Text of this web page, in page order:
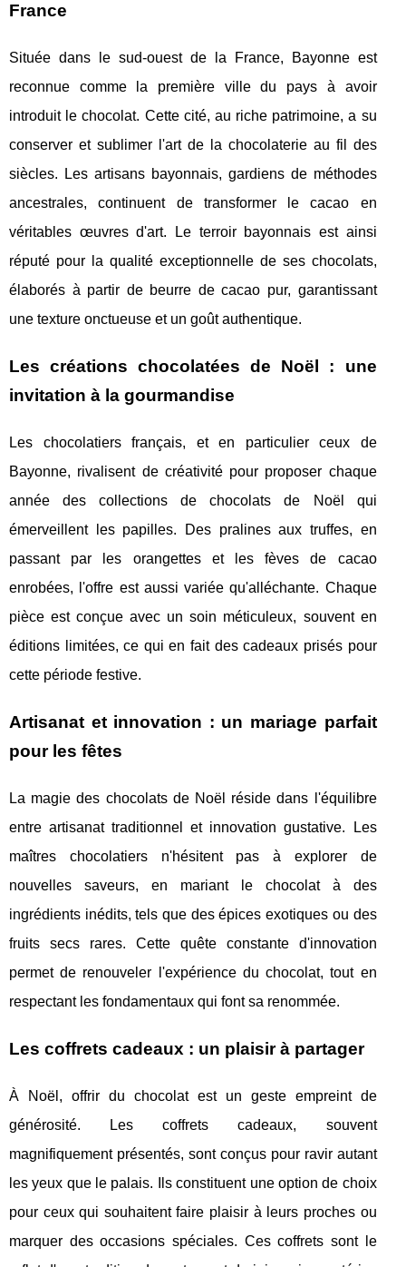
France
Située dans le sud-ouest de la France, Bayonne est
reconnue comme la première ville du pays à avoir
introduit le chocolat. Cette cité, au riche patrimoine, a su
conserver et sublimer l'art de la chocolaterie au fil des
siècles. Les artisans bayonnais, gardiens de méthodes
ancestrales, continuent de transformer le cacao en
véritables œuvres d'art. Le terroir bayonnais est ainsi
réputé pour la qualité exceptionnelle de ses chocolats,
élaborés à partir de beurre de cacao pur, garantissant
une texture onctueuse et un goût authentique.
Les créations chocolatées de Noël : une
invitation à la gourmandise
Les chocolatiers français, et en particulier ceux de
Bayonne, rivalisent de créativité pour proposer chaque
année des collections de chocolats de Noël qui
émerveillent les papilles. Des pralines aux truffes, en
passant par les orangettes et les fèves de cacao
enrobées, l'offre est aussi variée qu'alléchante. Chaque
pièce est conçue avec un soin méticuleux, souvent en
éditions limitées, ce qui en fait des cadeaux prisés pour
cette période festive.
Artisanat et innovation : un mariage parfait
pour les fêtes
La magie des chocolats de Noël réside dans l'équilibre
entre artisanat traditionnel et innovation gustative. Les
maîtres chocolatiers n'hésitent pas à explorer de
nouvelles saveurs, en mariant le chocolat à des
ingrédients inédits, tels que des épices exotiques ou des
fruits secs rares. Cette quête constante d'innovation
permet de renouveler l'expérience du chocolat, tout en
respectant les fondamentaux qui font sa renommée.
Les coffrets cadeaux : un plaisir à partager
À Noël, offrir du chocolat est un geste empreint de
générosité. Les coffrets cadeaux, souvent
magnifiquement présentés, sont conçus pour ravir autant
les yeux que le palais. Ils constituent une option de choix
pour ceux qui souhaitent faire plaisir à leurs proches ou
marquer des occasions spéciales. Ces coffrets sont le